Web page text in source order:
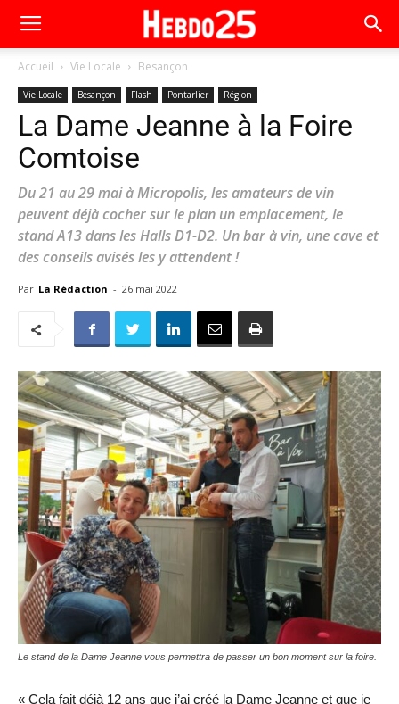
Accueil Vie Locale Besançon
Vie Locale Besançon Flash Pontarlier Région
La Dame Jeanne à la Foire
Comtoise
Du 21 au 29 mai à Micropolis, les amateurs de vin
peuvent déjà cocher sur le plan un emplacement, le
stand A13 dans les Halls D1-D2. Un bar à vin, une cave et
des conseils avisés les y attendent !
Par La Rédaction - 26 mai 2022
Le stand de la Dame Jeanne vous permettra de passer un bon moment sur la foire.
« Cela fait déjà 12 ans que j’ai créé la Dame Jeanne et que je